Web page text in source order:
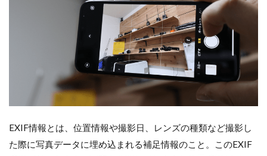
EXIF情報とは、位置情報や撮影日、レンズの種類など撮影し
た際に写真データに埋め込まれる補足情報のこと。このEXIF